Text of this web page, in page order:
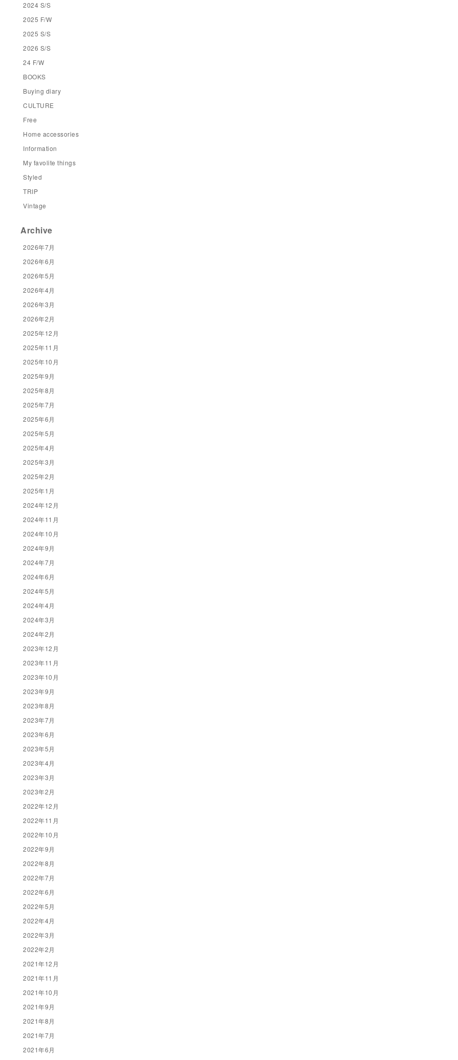
2024 S/S
2025 F/W
2025 S/S
2026 S/S
24 F/W
BOOKS
Buying diary
CULTURE
Free
Home accessories
Information
My favolite things
Styled
TRIP
Vintage
Archive
2026年7月
2026年6月
2026年5月
2026年4月
2026年3月
2026年2月
2025年12月
2025年11月
2025年10月
2025年9月
2025年8月
2025年7月
2025年6月
2025年5月
2025年4月
2025年3月
2025年2月
2025年1月
2024年12月
2024年11月
2024年10月
2024年9月
2024年7月
2024年6月
2024年5月
2024年4月
2024年3月
2024年2月
2023年12月
2023年11月
2023年10月
2023年9月
2023年8月
2023年7月
2023年6月
2023年5月
2023年4月
2023年3月
2023年2月
2022年12月
2022年11月
2022年10月
2022年9月
2022年8月
2022年7月
2022年6月
2022年5月
2022年4月
2022年3月
2022年2月
2021年12月
2021年11月
2021年10月
2021年9月
2021年8月
2021年7月
2021年6月